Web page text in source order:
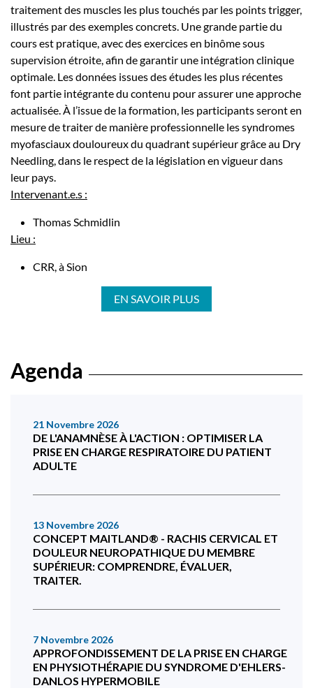
traitement des muscles les plus touchés par les points trigger,
illustrés par des exemples concrets. Une grande partie du
cours est pratique, avec des exercices en binôme sous
supervision étroite, afin de garantir une intégration clinique
optimale. Les données issues des études les plus récentes
font partie intégrante du contenu pour assurer une approche
actualisée. À l’issue de la formation, les participants seront en
mesure de traiter de manière professionnelle les syndromes
myofasciaux douloureux du quadrant supérieur grâce au Dry
Needling, dans le respect de la législation en vigueur dans
leur pays.
Intervenant.e.s :
Thomas Schmidlin
Lieu :
CRR, à Sion
EN SAVOIR PLUS
Agenda
21 Novembre 2026
DE L'ANAMNÈSE À L'ACTION : OPTIMISER LA
PRISE EN CHARGE RESPIRATOIRE DU PATIENT
ADULTE
13 Novembre 2026
CONCEPT MAITLAND® - RACHIS CERVICAL ET
DOULEUR NEUROPATHIQUE DU MEMBRE
SUPÉRIEUR: COMPRENDRE, ÉVALUER,
TRAITER.
7 Novembre 2026
APPROFONDISSEMENT DE LA PRISE EN CHARGE
EN PHYSIOTHÉRAPIE DU SYNDROME D'EHLERS-
DANLOS HYPERMOBILE